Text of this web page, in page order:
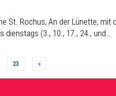
St. Rochus, An der Lünette, mit
dienstags (3., 10., 17., 24., und…
23 »